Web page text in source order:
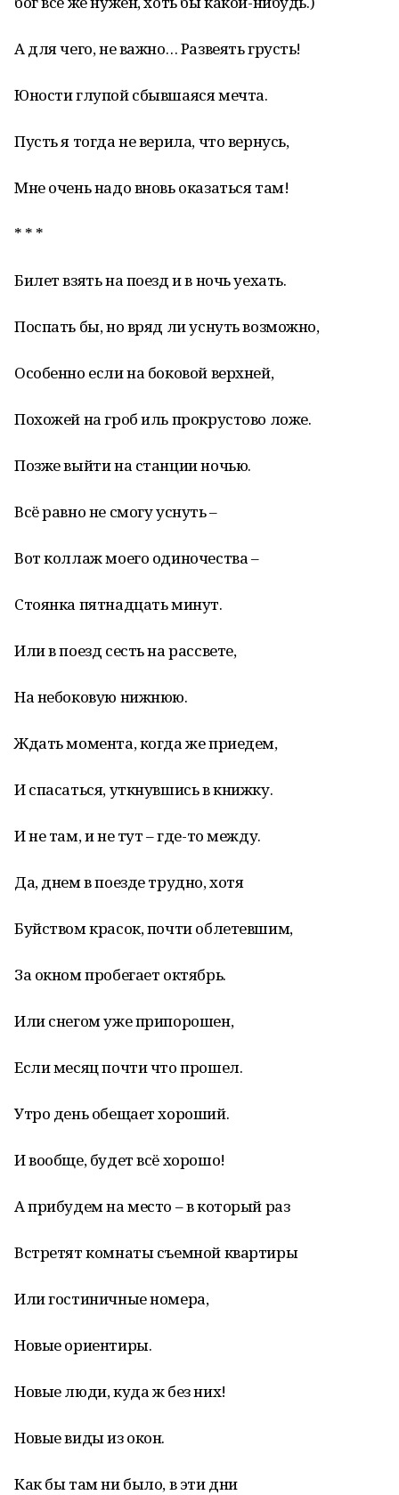
А для чего, не важно… Развеять грусть!
Юности глупой сбывшаяся мечта.
Пусть я тогда не верила, что вернусь,
Мне очень надо вновь оказаться там!
* * *
Билет взять на поезд и в ночь уехать.
Поспать бы, но вряд ли уснуть возможно,
Особенно если на боковой верхней,
Похожей на гроб иль прокрустово ложе.
Позже выйти на станции ночью.
Всё равно не смогу уснуть –
Вот коллаж моего одиночества –
Стоянка пятнадцать минут.
Или в поезд сесть на рассвете,
На небоковую нижнюю.
Ждать момента, когда же приедем,
И спасаться, уткнувшись в книжку.
И не там, и не тут – где-то между.
Да, днем в поезде трудно, хотя
Буйством красок, почти облетевшим,
За окном пробегает октябрь.
Или снегом уже припорошен,
Если месяц почти что прошел.
Утро день обещает хороший.
И вообще, будет всё хорошо!
А прибудем на место – в который раз
Встретят комнаты съемной квартиры
Или гостиничные номера,
Новые ориентиры.
Новые люди, куда ж без них!
Новые виды из окон.
Как бы там ни было, в эти дни